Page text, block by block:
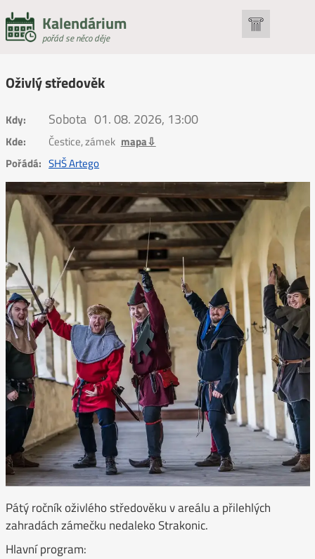
Kalendárium
pořád se něco děje
Oživlý středověk
Kdy: Sobota 01. 08. 2026, 13:00
Kde: Čestice, zámek mapa⇩
Pořádá: SHŠ Artego
Pátý ročník oživlého středověku v areálu a přilehlých
zahradách zámečku nedaleko Strakonic.
Hlavní program: